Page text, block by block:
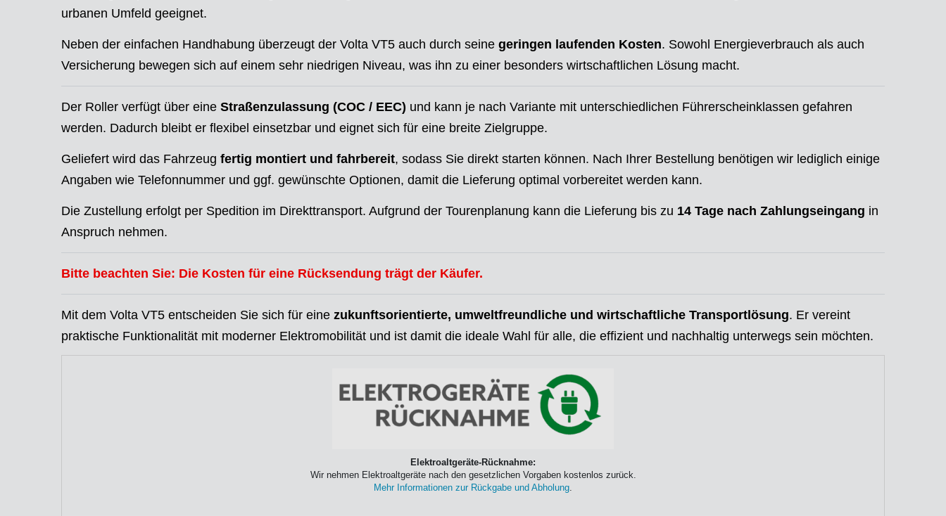
urbanen Umfeld geeignet.
Neben der einfachen Handhabung überzeugt der Volta VT5 auch durch seine geringen laufenden Kosten. Sowohl Energieverbrauch als auch
Versicherung bewegen sich auf einem sehr niedrigen Niveau, was ihn zu einer besonders wirtschaftlichen Lösung macht.
Der Roller verfügt über eine Straßenzulassung (COC / EEC) und kann je nach Variante mit unterschiedlichen Führerscheinklassen gefahren
werden. Dadurch bleibt er flexibel einsetzbar und eignet sich für eine breite Zielgruppe.
Geliefert wird das Fahrzeug fertig montiert und fahrbereit, sodass Sie direkt starten können. Nach Ihrer Bestellung benötigen wir lediglich einige
Angaben wie Telefonnummer und ggf. gewünschte Optionen, damit die Lieferung optimal vorbereitet werden kann.
Die Zustellung erfolgt per Spedition im Direkttransport. Aufgrund der Tourenplanung kann die Lieferung bis zu 14 Tage nach Zahlungseingang in
Anspruch nehmen.
Bitte beachten Sie: Die Kosten für eine Rücksendung trägt der Käufer.
Mit dem Volta VT5 entscheiden Sie sich für eine zukunftsorientierte, umweltfreundliche und wirtschaftliche Transportlösung. Er vereint
praktische Funktionalität mit moderner Elektromobilität und ist damit die ideale Wahl für alle, die effizient und nachhaltig unterwegs sein möchten.
Elektroaltgeräte-Rücknahme:
Wir nehmen Elektroaltgeräte nach den gesetzlichen Vorgaben kostenlos zurück.
Mehr Informationen zur Rückgabe und Abholung